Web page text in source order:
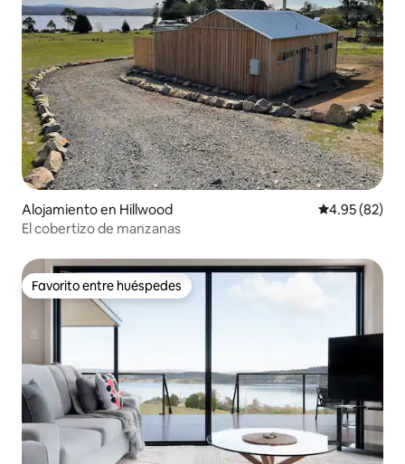
Alojamiento en Hillwood Calificación
4.95 (82)
El cobertizo de manzanas
Favorito entre huéspedes
Favorito entre huéspedes